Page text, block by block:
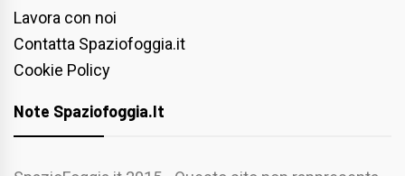
Lavora con noi
Contatta Spaziofoggia.it
Cookie Policy
Note Spaziofoggia.it